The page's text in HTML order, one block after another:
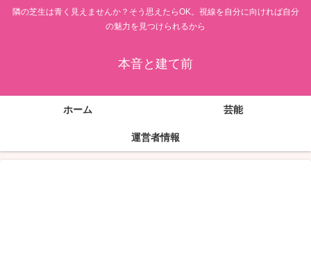
隣の芝生は青く見えませんか？そう思えたらOK。視線を自分に向ければ自分
の魅力を見つけられるから
本音と建て前
ホーム 芸能
運営者情報